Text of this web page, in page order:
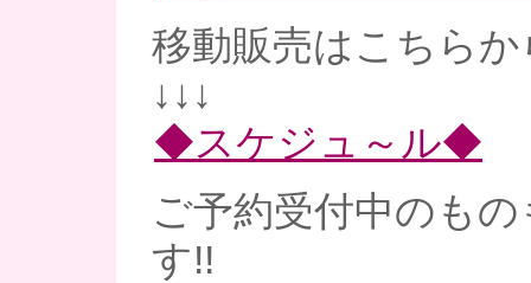
移動販売はこちら
↓↓↓
◆スケジュ～ル◆
ご予約受付中のも
す!!